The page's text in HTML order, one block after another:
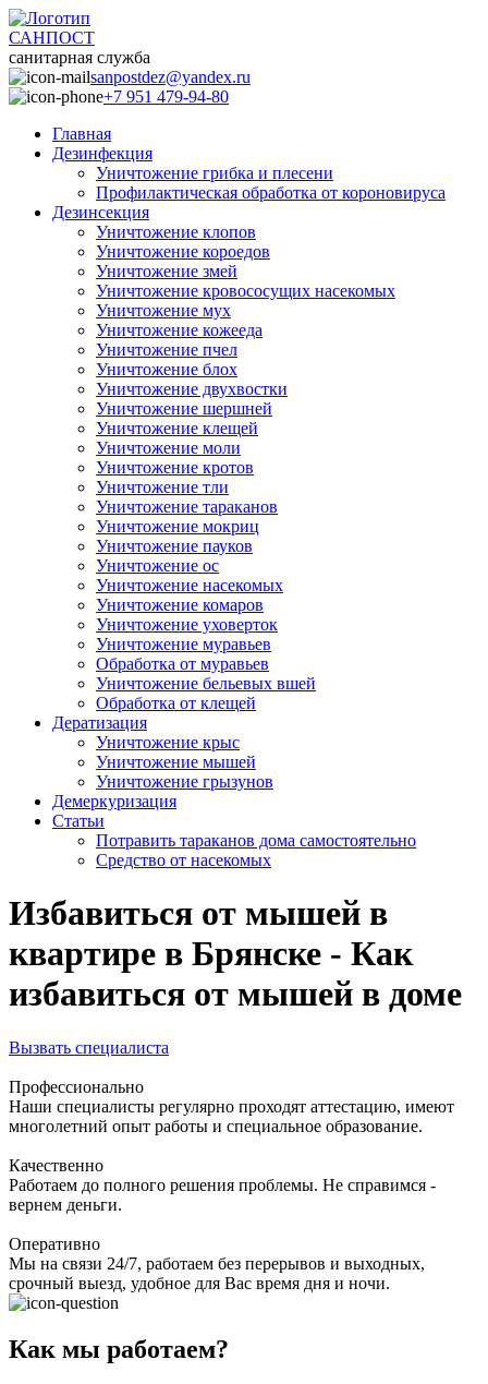
САНПОСТ
санитарная служба
sanpostdez@yandex.ru
+7 951 479-94-80
Главная
Дезинфекция
Уничтожение грибка и плесени
Профилактическая обработка от короновируса
Дезинсекция
Уничтожение клопов
Уничтожение короедов
Уничтожение змей
Уничтожение кровососущих насекомых
Уничтожение мух
Уничтожение кожееда
Уничтожение пчел
Уничтожение блох
Уничтожение двухвостки
Уничтожение шершней
Уничтожение клещей
Уничтожение моли
Уничтожение кротов
Уничтожение тли
Уничтожение тараканов
Уничтожение мокриц
Уничтожение пауков
Уничтожение ос
Уничтожение насекомых
Уничтожение комаров
Уничтожение уховерток
Уничтожение муравьев
Обработка от муравьев
Уничтожение бельевых вшей
Обработка от клещей
Дератизация
Уничтожение крыс
Уничтожение мышей
Уничтожение грызунов
Демеркуризация
Статьи
Потравить тараканов дома самостоятельно
Средство от насекомых
Избавиться от мышей в
квартире в Брянске - Как
избавиться от мышей в доме
Вызвать специалиста
Профессионально
Наши специалисты регулярно проходят аттестацию, имеют
многолетний опыт работы и специальное образование.
Качественно
Работаем до полного решения проблемы. Не справимся -
вернем деньги.
Оперативно
Мы на связи 24/7, работаем без перерывов и выходных,
срочный выезд, удобное для Вас время дня и ночи.
Как мы работаем?